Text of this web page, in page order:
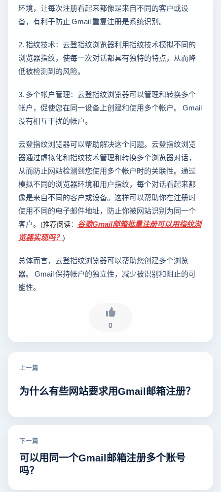
环境，让每次注册看起来都像是来自不同的客户或设
备，有利于防止 Gmail 重复注册是系统识别。
2. 指纹技术：云登指纹浏览器利用指纹技术模拟不同的
浏览器指纹，使每一次对话都具有独特的特点，从而降
低被检测到的风险。
3. 多个帐户管理：云登指纹浏览器可以管理和转换多个
帐户，促使您在同一设备上创建和使用多个帐户。 Gmail
没有相互干扰的帐户。
云登指纹浏览器可以帮助解决这个问题。云登指纹浏览
器通过虚拟化和指纹技术管理和转换多个浏览器对话，
从而防止网站检测到您使用多个帐户时的关联性。通过
模拟不同的浏览器环境和用户指纹，每个对话看起来都
像是来自不同的客户或设备。这样可以帮助你在注册时
使用不同的电子邮件地址，防止你被网站识别为同一个
客户。 (推荐阅读： 谷歌Gmail邮箱批量注册可以用指纹浏
览器实现吗？ )
总体而言，云登指纹浏览器可以帮助您创建多个浏览
器。 Gmail 保持帐户的独立性，减少被识别和阻止的可
能性。
0
上一篇
为什么有些网站要求用Gmail邮箱注册？
下一篇
可以用同一个Gmail邮箱注册多个账号
吗？